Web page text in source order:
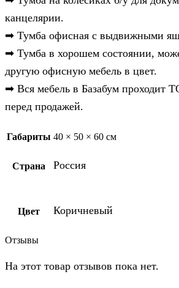
канцелярии.
➡︎ Тумба офисная с выдвижными
➡︎ Тумба в хорошем состоянии,
другую офисную мебель в цвет.
➡︎ Вся мебель в Базабум проходит
перед продажей.
Габариты 40 × 50 × 60 см
Страна Россия
Цвет Коричневый
Отзывы
На этот товар отзывов пока нет.